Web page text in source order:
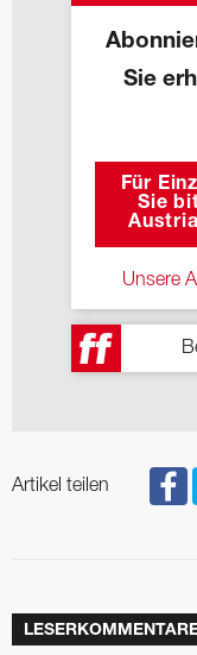
Sie
Für
Sie
Unsere
Artikel teilen